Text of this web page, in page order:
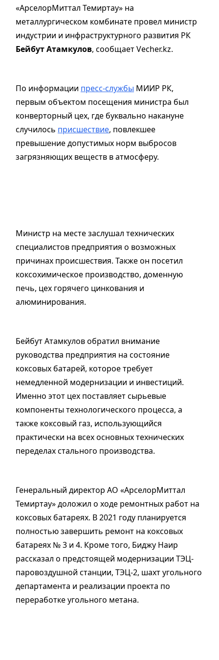
«АрселорМиттал Темиртау» на
металлургическом комбинате провел министр
индустрии и инфраструктурного развития РК
Бейбут Атамкулов, сообщает Vecher.kz.
По информации пресс-службы МИИР РК,
первым объектом посещения министра был
конверторный цех, где буквально накануне
случилось присшествие, повлекшее
превышение допустимых норм выбросов
загрязняющих веществ в атмосферу.
Министр на месте заслушал технических
специалистов предприятия о возможных
причинах происшествия. Также он посетил
коксохимическое производство, доменную
печь, цех горячего цинкования и
алюминирования.
Бейбут Атамкулов обратил внимание
руководства предприятия на состояние
коксовых батарей, которое требует
немедленной модернизации и инвестиций.
Именно этот цех поставляет сырьевые
компоненты технологического процесса, а
также коксовый газ, использующийся
практически на всех основных технических
переделах стального производства.
Генеральный директор АО «АрселорМиттал
Темиртау» доложил о ходе ремонтных работ на
коксовых батареях. В 2021 году планируется
полностью завершить ремонт на коксовых
батареях № 3 и 4. Кроме того, Биджу Наир
рассказал о предстоящей модернизации ТЭЦ-
паровоздушной станции, ТЭЦ-2, шахт угольного
департамента и реализации проекта по
переработке угольного метана.